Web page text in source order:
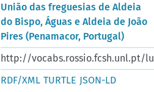
União das freguesias de Aldeia
do Bispo, Águas e Aldeia de João
Pires (Penamacor, Portugal)
http://vocabs.rossio.fcsh.unl.pt/
RDF/XML TURTLE JSON-LD